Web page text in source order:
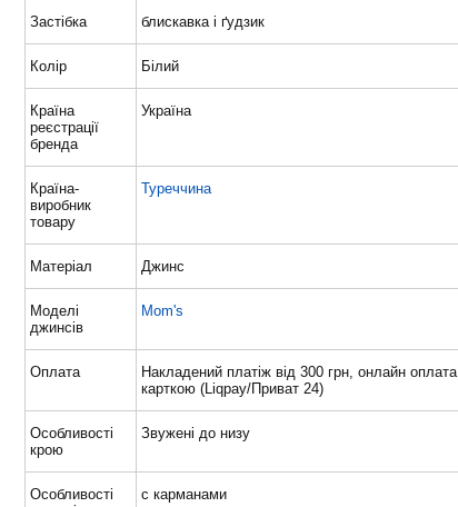
Застібка блискавка і ґудзик
Колір Білий
Країна
реєстрації
бренда
Україна
Країна-
виробник
товару
Туреччина
Матеріал Джинс
Моделі
джинсів
Mom's
Оплата
Накладений платіж від 300 грн, онлайн оплата
карткою (Liqpay/Приват 24)
Особливості
крою
Звужені до низу
Особливості
с карманами